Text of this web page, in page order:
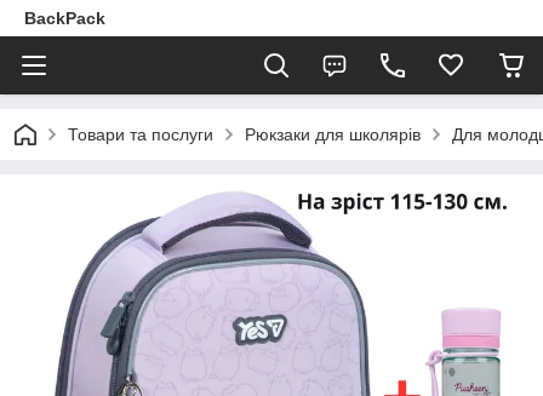
BackPack
Товари та послуги Рюкзаки для школярів Для